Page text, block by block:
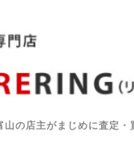
の店主がまじめに査定・